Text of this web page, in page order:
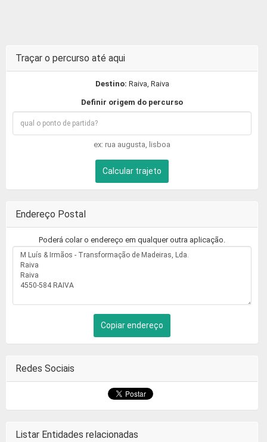
Traçar o percurso até aqui
Destino: Raiva, Raiva
Definir origem do percurso
ex: rua augusta, lisboa
Calcular trajeto
Endereço Postal
Poderá colar o endereço em qualquer outra aplicação.
Copiar endereço
Redes Sociais
Listar Entidades relacionadas